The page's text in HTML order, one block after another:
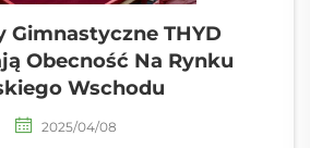
Gimnastyczne THYD
Obecność Na Rynku
Wschodu
2025/04/08